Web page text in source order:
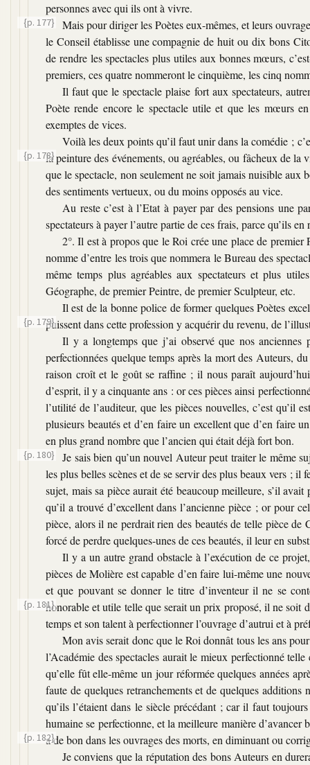
personnes avec qui ils ont à vivre.
{p. 177}
Mais pour diriger les Poètes eux-mêmes, et leurs
le Conseil établisse une compagnie de huit ou dix bons
de rendre les spectacles plus utiles aux bonnes mœurs,
premiers, ces quatre nommeront le cinquième, les cinq
Il faut que le spectacle plaise fort aux spectateurs,
Poète rende encore le spectacle utile et que les mœurs
exemptes de vices.
Voilà les deux points qu’il faut unir dans la comédie ;
la peinture des événements, ou agréables, ou fâcheux de la
{p. 178}
que le spectacle, non seulement ne soit jamais nuisible
des sentiments vertueux, ou du moins opposés au vice.
Au reste c’est à l’Etat à payer par des pensions une
spectateurs à payer l’autre partie de ces frais, parce qu’ils
2°. Il est à propos que le Roi crée une place de
nomme d’entre les trois que nommera le Bureau des
même temps plus agréables aux spectateurs et plus
Géographe, de premier Peintre, de premier Sculpteur, etc.
Il est de la bonne police de former quelques Poètes
puissent dans
{p. 179}
cette profession y acquérir du revenu, de
Il y a longtemps que j’ai observé que nos
perfectionnées quelque temps après la mort des Auteurs,
raison croît et le goût se raffine ; il nous paraît
d’esprit, il y a cinquante ans : or ces pièces ainsi
l’utilité de l’auditeur, que les pièces nouvelles, c’est
plusieurs beautés et d’en faire un excellent que d’en faire
en plus grand nombre que l’ancien qui était déjà fort bon.
Je sais bien qu’un nouvel Auteur peut traiter le même
{p. 180}
les plus belles scènes et de se servir des plus beaux vers ;
sujet, mais sa pièce aurait été beaucoup meilleure, s’il
qu’il a trouvé d’excellent dans l’ancienne pièce ; or pour
pièce, alors il ne perdrait rien des beautés de telle pièce
forcé de perdre quelques-unes de ces beautés, il leur en
Il y a un autre grand obstacle à l’exécution de ce
pièces de Molière est capable d’en faire lui-même une
et que pouvant se donner le titre d’inventeur il ne se
honorable et utile telle que serait un
{p. 181}
prix proposé, il ne soit
temps et son talent à perfectionner l’ouvrage d’autrui et à
Mon avis serait donc que le Roi donnât tous les ans
l’Académie des spectacles aurait le mieux perfectionné
qu’elle fût elle-même un jour réformée quelques années
faute de quelques retranchements et de quelques
qu’ils l’étaient dans le siècle précédant ; car il faut
humaine se perfectionne, et la meilleure manière d’avancer
a de bon dans les ouvrages des morts, en diminuant ou
{p. 182}
Je conviens que la réputation des bons Auteurs en